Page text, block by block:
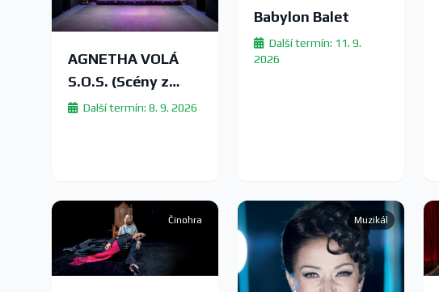
AGNETHA VOLÁ
S.O.S. (Scény z
manželského
Další termín: 8. 9. 2026
Babylon Balet
Další termín: 11. 9.
2026
Činohra Muzikál